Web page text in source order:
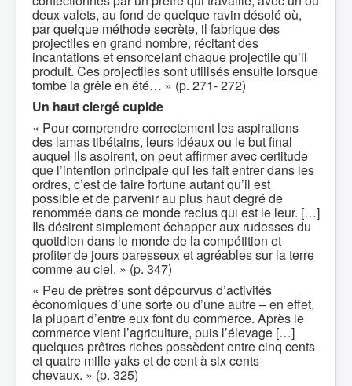
deux valets, au fond de quelque ravin désolé où,
par quelque méthode secrète, il fabrique des
projectiles en grand nombre, récitant des
incantations et ensorcelant chaque projectile qu’il
produit. Ces projectiles sont utilisés ensuite lorsque
tombe la grêle en été… » (p. 271- 272)
Un haut clergé cupide
« Pour comprendre correctement les aspirations
des lamas tibétains, leurs idéaux ou le but final
auquel ils aspirent, on peut affirmer avec certitude
que l’intention principale qui les fait entrer dans les
ordres, c’est de faire fortune autant qu’il est
possible et de parvenir au plus haut degré de
renommée dans ce monde reclus qui est le leur. […]
Ils désirent simplement échapper aux rudesses du
quotidien dans le monde de la compétition et
profiter de jours paresseux et agréables sur la terre
comme au ciel. » (p. 347)
« Peu de prêtres sont dépourvus d’activités
économiques d’une sorte ou d’une autre – en effet,
la plupart d’entre eux font du commerce. Après le
commerce vient l’agriculture, puis l’élevage […]
quelques prêtres riches possèdent entre cinq cents
et quatre mille yaks et de cent à six cents
chevaux. » (p. 325)